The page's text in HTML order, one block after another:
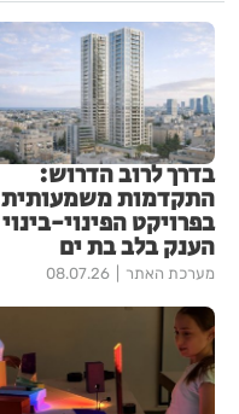
בדרך לרוב הדרוש:
התקדמות משמעותית
בפרויקט הפינוי-בינוי
הענק בלב בת ים
מערכת האתר 08.07.26